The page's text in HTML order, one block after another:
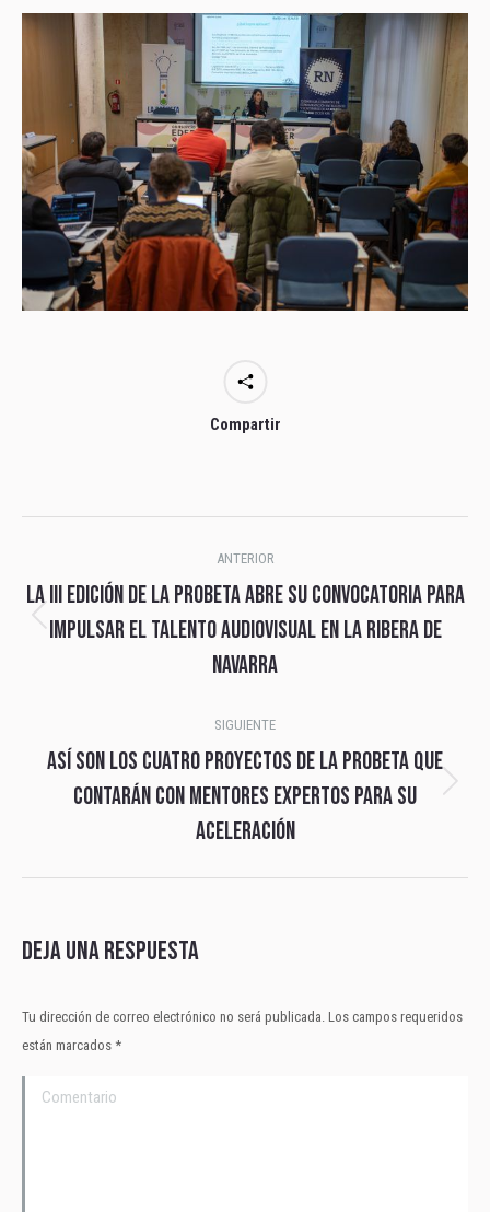
Compartir
entre
publicaciones
ANTERIOR
Publicación
anterior:
La III edición de La Probeta abre su convocatoria para
impulsar el talento audiovisual en la Ribera de
Navarra
SIGUIENTE
Publicación
siguiente:
Así son los cuatro proyectos de La Probeta que
contarán con mentores expertos para su
aceleración
Deja una respuesta
Tu dirección de correo electrónico no será publicada. Los campos requeridos
están marcados *
Comentario